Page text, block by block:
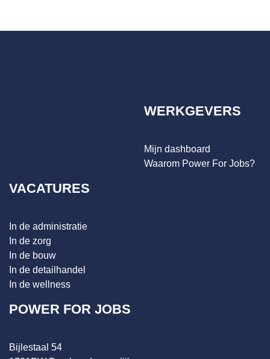
WERKGEVERS
Mijn dashboard
Waarom Power For Jobs?
VACATURES
In de administratie
In de zorg
In de bouw
In de detailhandel
In de wellness
POWER FOR JOBS
Bijlestaal 54